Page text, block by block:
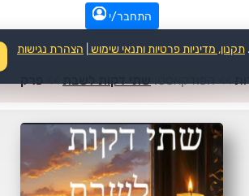
התחבר/י
>>הפודקאסט: שתי דקות לשבת >>פרק
תקנון, מדיניות פרטיות ותנאי שימוש הצהרת נגישות